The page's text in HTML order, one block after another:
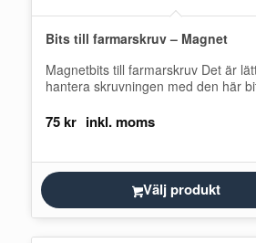
Bits till farmarskruv – Magnet
Magnetbits till farmarskruv Det är
hantera skruvningen med den här
75kr
Välj produkt